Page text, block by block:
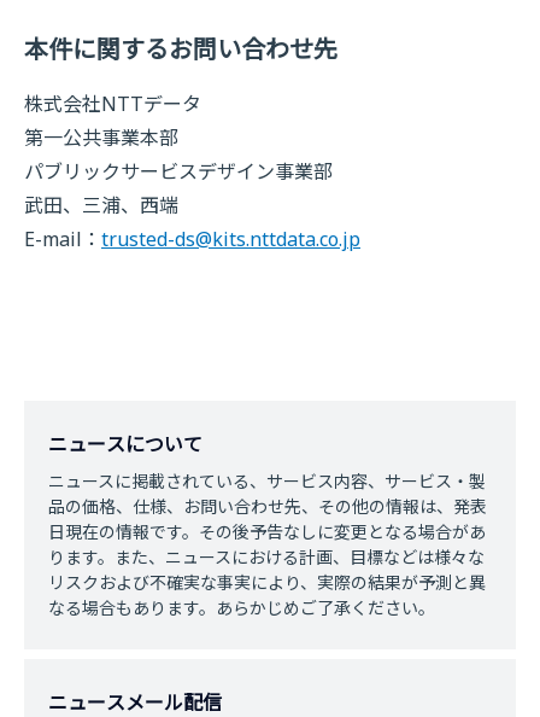
本件に関するお問い合わせ先
株式会社NTTデータ
第一公共事業本部
パブリックサービスデザイン事業部
武田、三浦、西端
E-mail： trusted-ds@kits.nttdata.co.jp
ニュースについて
ニュースに掲載されている、サービス内容、サービス・製
品の価格、仕様、お問い合わせ先、その他の情報は、発表
日現在の情報です。その後予告なしに変更となる場合があ
ります。また、ニュースにおける計画、目標などは様々な
リスクおよび不確実な事実により、実際の結果が予測と異
なる場合もあります。あらかじめご了承ください。
ニュースメール配信